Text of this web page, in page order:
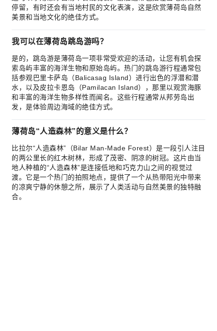
停留，有时还会有当地村民的文化表演，这是欣赏薄荷岛自然
美景和当地文化的绝佳方式。
我可以在薄荷岛跳岛游吗？
是的，跳岛游是薄荷岛一项非常受欢迎的活动，让您有机会探
索岛屿丰富的海洋生物和原始岛屿。热门的跳岛游行程通常包
括参观巴里卡萨岛（Balicasag Island）进行出色的浮潜和潜
水，以及皮拉卡恩岛（Pamilacan Island），那里以观赏海豚
和丰富的海洋生物多样性而闻名。这些行程通常从邦劳岛出
发，是体验周边海域的绝佳方式。
薄荷岛“人造森林”的意义是什么？
比拉尔“人造森林”（Bilar Man-Made Forest）是一段引人注目
的两公里长的红木树林，形成了茂密、阴凉的树冠。这片由当
地人种植的“人造森林”是连接低地和巧克力山之间的视觉过
渡。它是一个热门的拍照地点，提供了一个从热带阳光中带来
的凉爽宁静的休憩之所，展示了人类活动与自然美景的独特融
合。